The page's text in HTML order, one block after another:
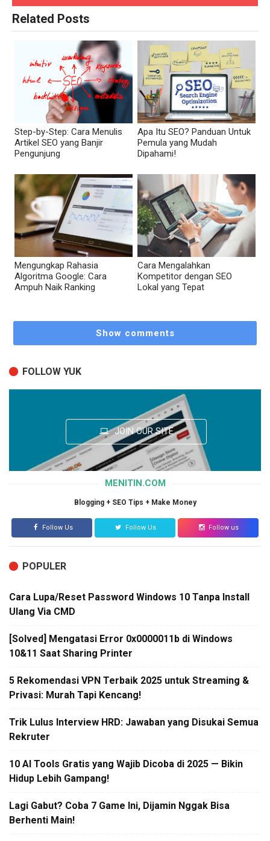
Related Posts
Step-by-Step: Cara Menulis
Artikel SEO yang Banjir
Pengunjung
Apa Itu SEO? Panduan Untuk
Pemula yang Mudah
Dipahami!
Mengungkap Rahasia
Algoritma Google: Cara
Ampuh Naik Ranking
Cara Mengalahkan
Kompetitor dengan SEO
Lokal yang Tepat
Show comments
FOLLOW YUK
JOIN OUR SITE
MENITIN.COM
Blogging + SEO Tips + Make Money
Follow Us Follow Us Follow us
POPULER
Cara Lupa/Reset Password Windows 10 Tanpa Install
Ulang Via CMD
[Solved] Mengatasi Error 0x0000011b di Windows
10&11 Saat Sharing Printer
5 Rekomendasi VPN Terbaik 2025 untuk Streaming &
Privasi: Murah Tapi Kencang!
Trik Lulus Interview HRD: Jawaban yang Disukai Semua
Rekruter
10 AI Tools Gratis yang Wajib Dicoba di 2025 — Bikin
Hidup Lebih Gampang!
Lagi Gabut? Coba 7 Game Ini, Dijamin Nggak Bisa
Berhenti Main!